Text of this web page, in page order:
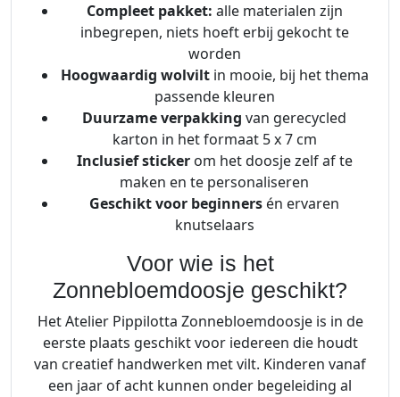
Compleet pakket: alle materialen zijn
inbegrepen, niets hoeft erbij gekocht te
worden
Hoogwaardig wolviltin mooie, bij het thema
passende kleuren
Duurzame verpakking van gerecycled
karton in het formaat 5 x 7 cm
Inclusief stickerom het doosje zelf af te
maken en te personaliseren
Geschikt voor beginners én ervaren
knutselaars
Voor wie is het
Zonnebloemdoosje geschikt?
Het Atelier Pippilotta Zonnebloemdoosje is in de
eerste plaats geschikt voor iedereen die houdt
van creatief handwerken met vilt. Kinderen vanaf
een jaar of acht kunnen onder begeleiding al